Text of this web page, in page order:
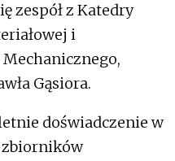
zespół z Katedry
i
Gąsiora.
doświadczenie w
zbiorników